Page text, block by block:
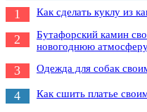
1 Как сделать куклу из
2
Бутафорский камин
новогоднюю
3 Одежда для собак
4 Как сшить платье